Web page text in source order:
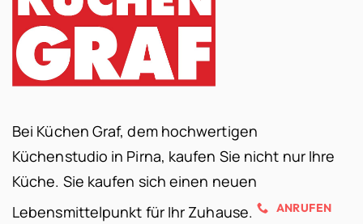
Bei Küchen Graf, dem hochwertigen
Küchenstudio in Pirna, kaufen Sie nicht nur Ihre
Küche. Sie kaufen sich einen neuen
Lebensmittelpunkt für Ihr Zuhause.
ANRUFEN